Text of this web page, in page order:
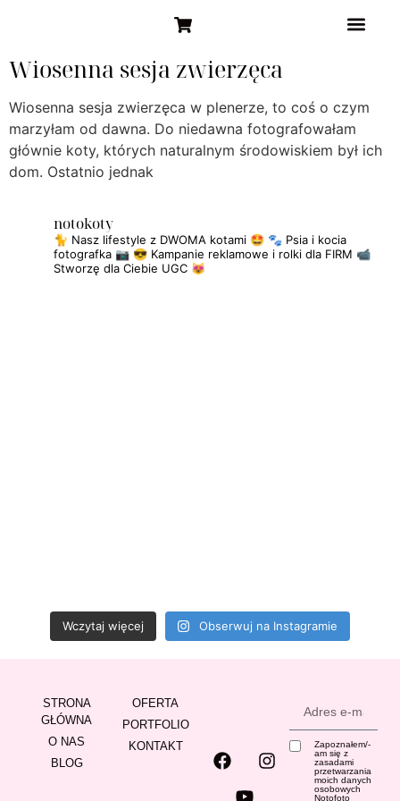
Wiosenna sesja zwierzęca
Wiosenna sesja zwierzęca w plenerze, to coś o czym
marzyłam od dawna. Do niedawna fotografowałam
głównie koty, których naturalnym środowiskiem był ich
dom. Ostatnio jednak
notokoty
🐈 Nasz lifestyle z DWOMA kotami 🤩 🐾 Psia i kocia
fotografka 📷 😎 Kampanie reklamowe i rolki dla FIRM 📹
Stworzę dla Ciebie UGC 😻
Wczytaj więcej Obserwuj na Instagramie
Zapoznałem/-
am się z
zasadami
przetwarzania
moich danych
osobowych
Notofoto
OFERTA
PORTFOLIO
KONTAKT
STRONA
GŁÓWNA
O NAS
BLOG